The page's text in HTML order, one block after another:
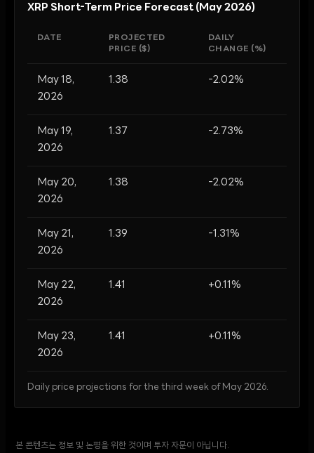
XRP Short-Term Price Forecast (May 2026)
DATE
PROJECTED
PRICE ($)
DAILY
CHANGE (%)
May 18,
2026
1.38 -2.02%
May 19,
2026
1.37 -2.73%
May 20,
2026
1.38 -2.02%
May 21,
2026
1.39 -1.31%
May 22,
2026
1.41 +0.11%
May 23,
2026
1.41 +0.11%
Daily price projections for the third week of May 2026.
본 콘텐츠는 정보 및 논평을 위한 것이며 투자 자문이 아닙니다.